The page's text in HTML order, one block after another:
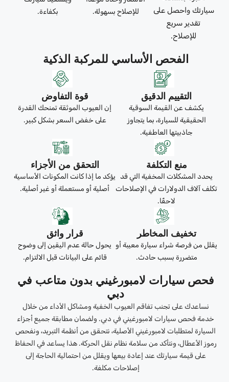
سيارتك واحصل على
تقدير سريع
للإصلاح.
للإصلاح بسهولة.
بكفاءة.
الفحص الأساسي للمركبة الذكية
التقييم الدقيق
يكشف عن القيمة السوقية
الحقيقية للسيارة، بما يتجاوز
جاذبيتها العاطفية.
قوة التفاوض
إن العيوب الموثقة تمنحك القدرة
على خفض السعر بشكل كبير.
منع التكلفة
يحدد المشكلات المخفية التي قد
تكلف آلاف الدولارات في الإصلاحات
لاحقًا.
التحقق من الأجزاء
يؤكد ما إذا كانت المكونات الأساسية
أصلية أو مستعملة أو غير أصلية.
تخفيف المخاطر
يقلل من فرصة شراء سيارة معيبة أو
متضررة بسبب حادث.
قرار واثق
يحول حالة عدم اليقين إلى وضوح
قائم على البيانات قبل الالتزام.
فحص سيارات لامبورغيني بدون متاعب في
دبي
نساعدك على تجنب تفاقم العيوب الخفية ومشاكل الأداء من خلال
خدمة فحص سيارات لامبورغيني في دبي. ولضمان مطابقة جميع أجزاء
السيارة لمتطلبات لامبورغيني الأصلية، نتحقق من أنظمة التبريد، ونفحص
رموز الأعطال، ونتأكد من سلامة نظام نقل الحركة. هذا يساعد في الحفاظ
على قيمة سيارتك عند إعادة بيعها ويقلل من احتمالية الحاجة إلى
إصلاحات مكلفة.